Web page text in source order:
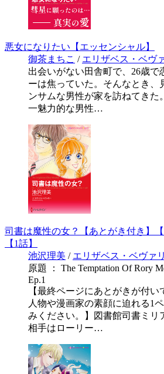
悪女になりたい【エッセンシャル】
御茶まちこ / エリザベス・ベヴ
出会いがない田舎町で、26歳で
ーは焦っていた。そんなとき、
ンサムな男性が家を訪ねてきた
一魅力的な男性…
司書は魔性の女？【あとがき付き】
【1話】
池沢理美 / エリザベス・ベヴァ
原題 ： The Temptation Of Rory
Ep.1
【最終ページにあとがきが付
人物や漫画家の素顔に迫れる1
みください。】図書館司書ミリ
相手はローリー…